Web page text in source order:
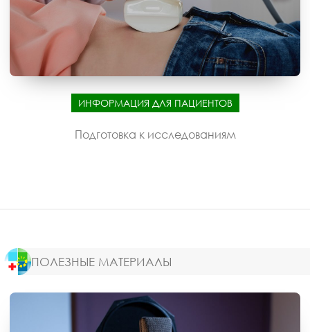
ИНФОРМАЦИЯ ДЛЯ ПАЦИЕНТОВ
Подготовка к исследованиям
ПОЛЕЗНЫЕ МАТЕРИАЛЫ